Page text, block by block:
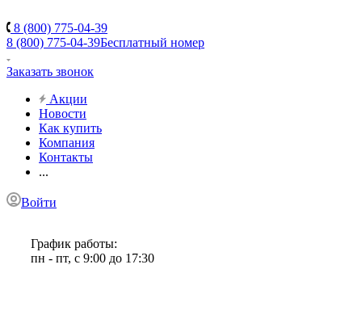
8 (800) 775-04-39
8 (800) 775-04-39Бесплатный номер
Заказать звонок
Акции
Новости
Как купить
Компания
Контакты
...
Войти
График работы:
пн - пт, с 9:00 до 17:30